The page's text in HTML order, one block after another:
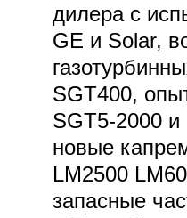
дилера с
GE и Solar,
SGT400,
SGT5-2000
новые
LM2500
запасные